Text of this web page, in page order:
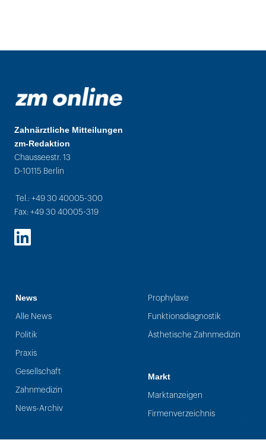
Zahnärztliche Mitteilungen
zm-Redaktion
Chausseestr. 13
D-10115 Berlin
Tel.: +49 30 40005-300
Fax: +49 30 40005-319
LinkedIn
News
Alle News
Politik
Praxis
Gesellschaft
Zahnmedizin
News-Archiv
Prophylaxe
Funktionsdiagnostik
Ästhetische Zahnmedizin
Markt
Marktanzeigen
Firmenverzeichnis